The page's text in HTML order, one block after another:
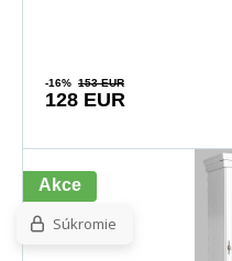
-16% 153 EUR
128 EUR
Akce
Súkromie